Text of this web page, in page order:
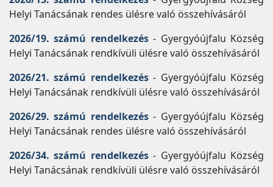
Helyi Tanácsának rendes ülésre való összehívásáról
2026/19. számú rendelkezés- Gyergyóújfalu Község
Helyi Tanácsának rendkívüli ülésre való összehívásáról
2026/21. számú rendelkezés- Gyergyóújfalu Község
Helyi Tanácsának rendkívüli ülésre való összehívásáról
2026/29. számú rendelkezés- Gyergyóújfalu Község
Helyi Tanácsának rendes ülésre való összehívásáról
2026/34. számú rendelkezés- Gyergyóújfalu Község
Helyi Tanácsának rendkívüli ülésre való összehívásáról